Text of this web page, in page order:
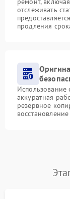
отслеживать
продления
аккуратная
резервное